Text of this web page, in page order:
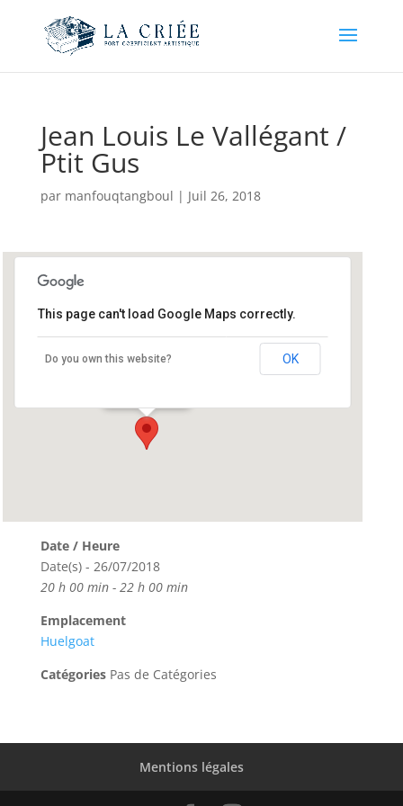
Jean Louis Le Vallégant /
Ptit Gus
par manfouqtangboul | Juil 26, 2018
Huelgoat
This page can't load Google Maps correctly.
Do you own this website? OK
Date / Heure
Date(s) - 26/07/2018
20 h 00 min - 22 h 00 min
Emplacement
Huelgoat
CatégoriesPas de Catégories
Mentions légales